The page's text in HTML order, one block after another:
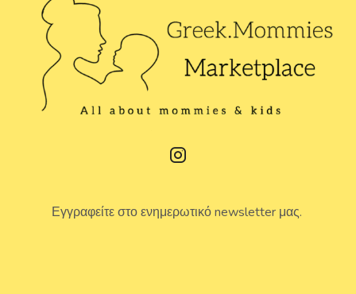
Εγγραφείτε στο ενημερωτικό newsletter μας.